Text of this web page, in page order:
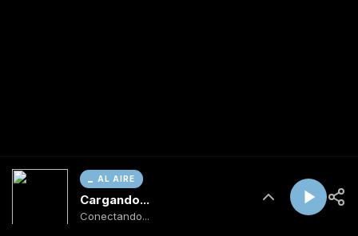
AL AIRE
Cargando...
Conectando...